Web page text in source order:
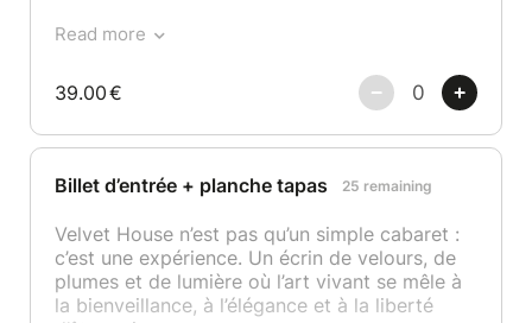
donc invité.e.s à venir tôt pour choisir la place
Velvet House est un lieu chic, festif et
respectueux. Une tenue correcte est attendue,
élégante, à votre image. Nous adorons les
styles affirmés, décalés, classiques ou
flamboyants : ici, vous pouvez être vous-
même. L’important, c’est de briller avec
respect.
Nous croyons en une fête belle, libre et
Nos spectacles débutent à 21h précises et se
pauses pour savourer l’instant et rencontrer
les artistes. Chaque week-end, nous vous
quatre artistes différents, entre drags,
transformistes, magiciens,..
Envie de vivre toute la soirée chez nous ?
Notre espace bar avec petite restauration
vous accueille dès 18h.
Read more
39.00€
Billet d’entrée + planche tapas 25 remaining
Velvet House n’est pas qu’un simple cabaret :
c’est une expérience. Un écrin de velours, de
plumes et de lumière où l’art vivant se mêle à
la bienveillance, à l’élégance et à la liberté